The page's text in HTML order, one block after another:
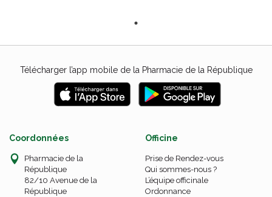
Télécharger l’app mobile de la Pharmacie de la République
Coordonnées
Pharmacie de la
République
82/10 Avenue de la
République
Officine
Prise de Rendez-vous
Qui sommes-nous ?
L’équipe officinale
Ordonnance